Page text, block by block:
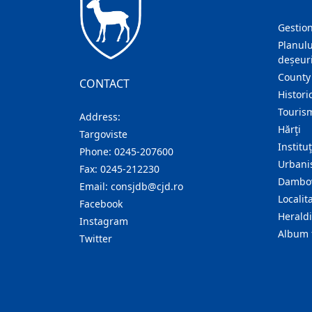
CONTACT
Address:
Targoviste
Phone: 0245-207600
Fax: 0245-212230
Email: consjdb@cjd.ro
Facebook
Instagram
Twitter
Hărţi
Album